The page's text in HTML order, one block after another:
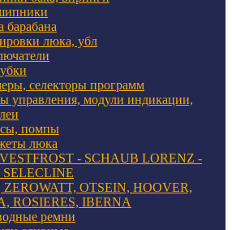
барабана
люка, убл
селекторы программ
управления, модули индикации,
помпы
люка
- SCHAUB LORENZ -
OTSEIN, HOOVER,
ROSIERES, IBERNA
ремни